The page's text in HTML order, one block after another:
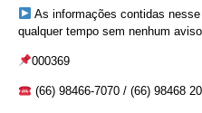
As informações contidas
qualquer tempo sem nenhum
000369
(66) 98466-7070 / (66) 98468